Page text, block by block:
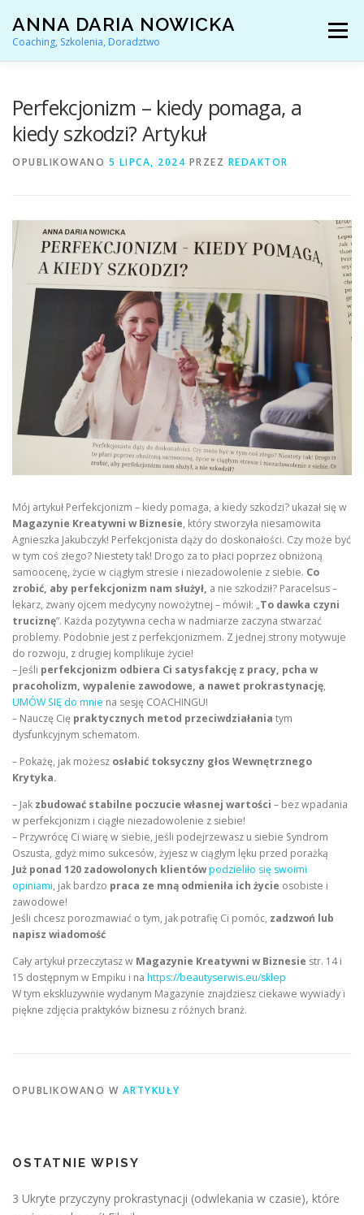
treści
ANNA DARIA NOWICKA
Coaching, Szkolenia, Doradztwo
Menu
KONTAKT
Perfekcjonizm – kiedy pomaga, a
kiedy szkodzi? Artykuł
OPUBLIKOWANO 5 LIPCA, 2024 PRZEZ REDAKTOR
Mój artykuł Perfekcjonizm – kiedy pomaga, a kiedy szkodzi? ukazał się w
Magazynie Kreatywni w Biznesie, który stworzyła niesamowita
Agnieszka Jakubczyk! Perfekcjonista dąży do doskonałości. Czy może być
w tym coś złego? Niestety tak! Drogo za to płaci poprzez obniżoną
samoocenę, życie w ciągłym stresie i niezadowolenie z siebie. Co
zrobić, aby perfekcjonizm nam służył, a nie szkodził? Paracelsus –
lekarz, zwany ojcem medycyny nowożytnej – mówił: „To dawka czyni
truciznę”. Każda pozytywna cecha w nadmiarze zaczyna stwarzać
problemy. Podobnie jest z perfekcjonizmem. Z jednej strony motywuje
do rozwoju, z drugiej komplikuje życie!
– Jeśli perfekcjonizm odbiera Ci satysfakcję z pracy, pcha w
pracoholizm, wypalenie zawodowe, a nawet prokrastynację,
UMÓW SIĘ do mnie na sesję COACHINGU!
– Nauczę Cię praktycznych metod przeciwdziałania tym
dysfunkcyjnym schematom.
– Pokażę, jak możesz osłabić toksyczny głos Wewnętrznego
Krytyka.
– Jak zbudować stabilne poczucie własnej wartości – bez wpadania
w perfekcjonizm i ciągłe niezadowolenie z siebie!
– Przywrócę Ci wiarę w siebie, jeśli podejrzewasz u siebie Syndrom
Oszusta, gdyż mimo sukcesów, żyjesz w ciągłym lęku przed porażką
Już ponad 120 zadowolonych klientówpodzieliło się swoimi
opiniami, jak bardzo praca ze mną odmieniła ich życie osobiste i
zawodowe!
Jeśli chcesz porozmawiać o tym, jak potrafię Ci pomóc, zadzwoń lub
napisz wiadomość
Cały artykuł przeczytasz w Magazynie Kreatywni w Biznesie str. 14 i
15 dostępnym w Empiku i na https://beautyserwis.eu/sklep
W tym ekskluzywnie wydanym Magazynie znajdziesz ciekawe wywiady i
piękne zdjęcia praktyków biznesu z różnych branż.
OPUBLIKOWANO W ARTYKUŁY
OSTATNIE WPISY
3 Ukryte przyczyny prokrastynacji (odwlekania w czasie), które